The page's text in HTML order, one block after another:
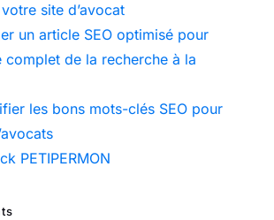
site d’avocat
un article SEO optimisé pour
complet de la recherche à la
les bons mots-clés SEO pour
PETIPERMON